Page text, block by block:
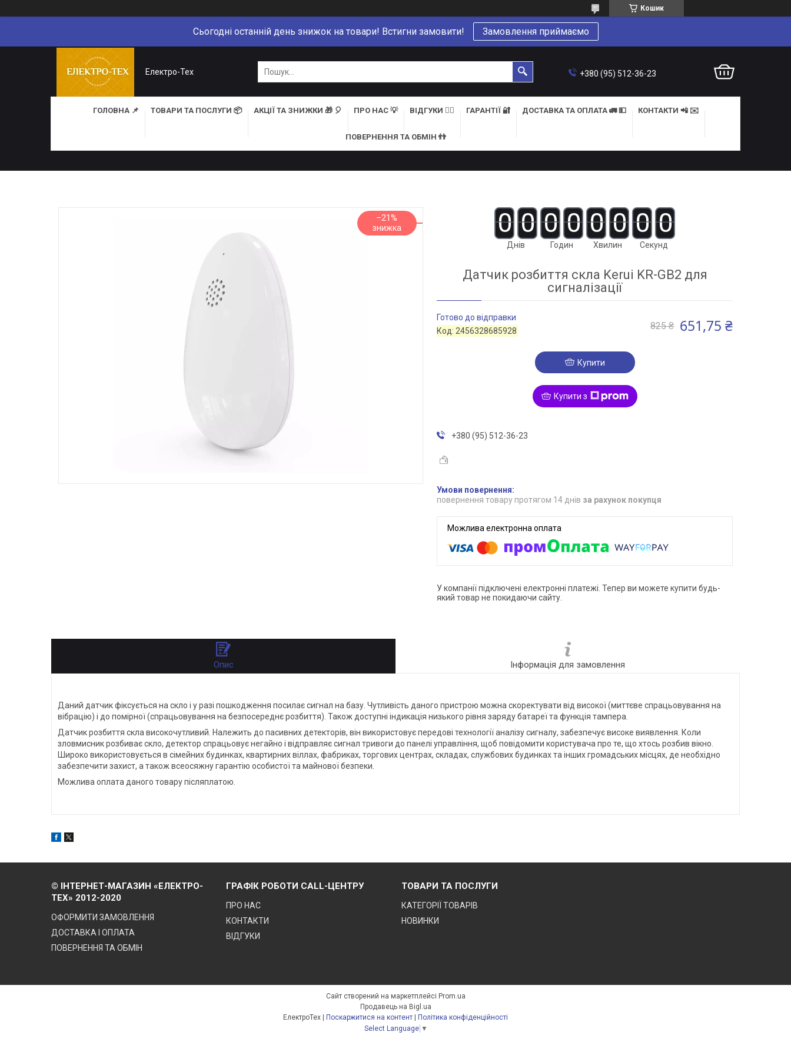
Кошик
Сьогодні останній день знижок на товари! Встигни замовити! Замовлення приймаємо
Електро-Тех +380 (95) 512-36-23
ГОЛОВНА 📌 ТОВАРИ ТА ПОСЛУГИ 📦 АКЦІЇ ТА ЗНИЖКИ 🎁 🎈 ПРО НАС 💡 ВІДГУКИ 👍🏻 ГАРАНТІЇ 🔐 ДОСТАВКА ТА ОПЛАТА 🚛 💵 КОНТАКТИ 📲 ✉️
ПОВЕРНЕННЯ ТА ОБМІН 👬
–21% 0 0
Днів
0 0
Годин
0 0
Хвилин
0 0
Секунд
Датчик розбиття скла Kerui KR-GB2 для
сигналізації
Готово до відправки
Код: 2456328685928 825 ₴ 651,75 ₴
Купити
Купити з
+380 (95) 512-36-23
повернення товару протягом 14 днів за рахунок покупця
У компанії підключені електронні платежі. Тепер ви можете купити будь-
який товар не покидаючи сайту.
Опис Інформація для замовлення
Даний датчик фіксується на скло і у разі пошкодження посилає сигнал на базу. Чутливість даного пристрою можна скоректувати від високої (миттєве спрацьовування на
вібрацію) і до помірної (спрацьовування на безпосереднє розбиття). Також доступні індикація низького рівня заряду батареї та функція тампера.
Датчик розбиття скла високочутливий. Належить до пасивних детекторів, він використовує передові технології аналізу сигналу, забезпечує високе виявлення. Коли
зловмисник розбиває скло, детектор спрацьовує негайно і відправляє сигнал тривоги до панелі управління, щоб повідомити користувача про те, що хтось розбив вікно.
Широко використовується в сімейних будинках, квартирних віллах, фабриках, торгових центрах, складах, службових будинках та інших громадських місцях, де необхідно
забезпечити захист, а також всеосяжну гарантію особистої та майнової безпеки.
Можлива оплата даного товару післяплатою.
© ІНТЕРНЕТ-МАГАЗИН «ЕЛЕКТРО-
ТЕХ» 2012-2020
ОФОРМИТИ ЗАМОВЛЕННЯ
ДОСТАВКА І ОПЛАТА
ПОВЕРНЕННЯ ТА ОБМІН
ГРАФІК РОБОТИ CALL-ЦЕНТРУ
ПРО НАС
КОНТАКТИ
ВІДГУКИ
ТОВАРИ ТА ПОСЛУГИ
КАТЕГОРІЇ ТОВАРІВ
НОВИНКИ
Сайт створений на маркетплейсі Prom.ua
Продавець на Bigl.ua
Поскаржитися на контент
Політика конфіденційності
Select Language ▼